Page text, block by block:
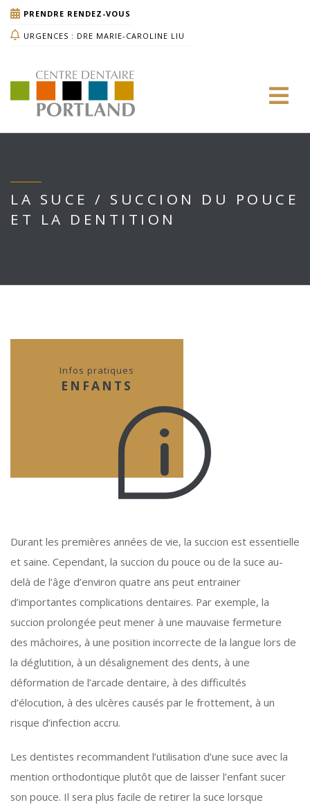
PRENDRE RENDEZ-VOUS
URGENCES : DRE MARIE-CAROLINE LIU
LA SUCE / SUCCION DU POUCE
ET LA DENTITION
Infos pratiques
ENFANTS
Durant les premières années de vie, la succion est essentielle
et saine. Cependant, la succion du pouce ou de la suce au-
delà de l’âge d’environ quatre ans peut entrainer
d’importantes complications dentaires. Par exemple, la
succion prolongée peut mener à une mauvaise fermeture
des mâchoires, à une position incorrecte de la langue lors de
la déglutition, à un désalignement des dents, à une
déformation de l’arcade dentaire, à des difficultés
d’élocution, à des ulcères causés par le frottement, à un
risque d’infection accru.
Les dentistes recommandent l’utilisation d’une suce avec la
mention orthodontique plutôt que de laisser l’enfant sucer
son pouce. Il sera plus facile de retirer la suce lorsque